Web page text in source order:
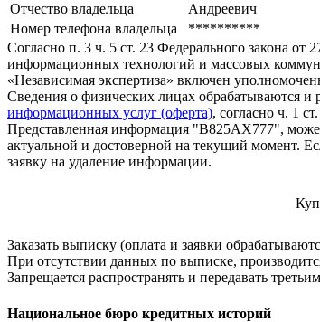
Отчество владельца
Андреевич
Номер телефона владельца
**********
Согласно п. 3 ч. 5 ст. 23 Федерального закона
информационных технологий и массовых
«Независимая экспертиза» включен
Сведения о физических лицах обрабатываются и
информационных услуг (оферта), согласно ч. 1
Представленная информация "В825АХ777",
актуальной и достоверной на текущий момент.
заявку на удаление информации.
Заказать выписку (оплата и заявки
При отсутствии данных по выписке,
Запрещается распространять и передавать
Национальное бюро кредитных историй